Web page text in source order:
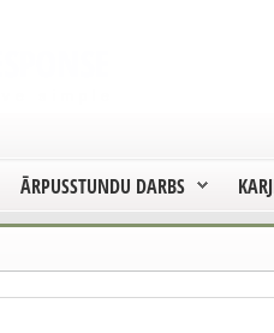
ĀRPUSSTUNDU DARBS